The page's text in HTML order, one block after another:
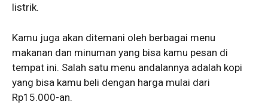
listrik.
Kamu juga akan ditemani oleh berbagai menu
makanan dan minuman yang bisa kamu pesan di
tempat ini. Salah satu menu andalannya adalah kopi
yang bisa kamu beli dengan harga mulai dari
Rp15.000-an.